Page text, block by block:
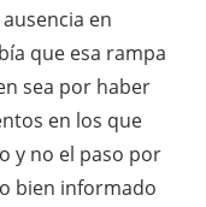
en
que esa rampa
sea por haber
en los que
y no el paso por
bien informado